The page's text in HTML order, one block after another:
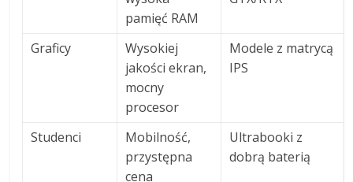
pamięć RAM
Graficy
Wysokiej
jakości ekran,
mocny
procesor
Modele z matrycą
IPS
Studenci
Mobilność,
przystępna
cena
Ultrabooki z
dobrą baterią